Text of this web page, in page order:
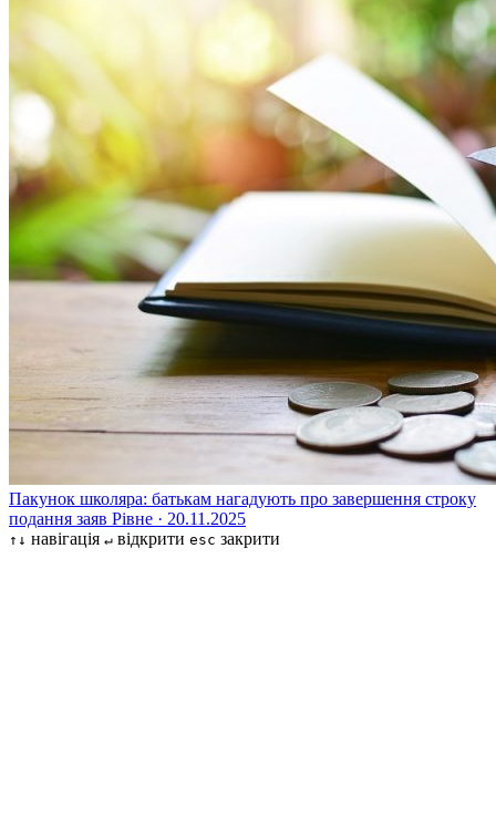
Пакунок школяра: батькам нагадують про завершення строку
подання заяв Рівне · 20.11.2025
↑↓ навігація ↵ відкрити esc закрити